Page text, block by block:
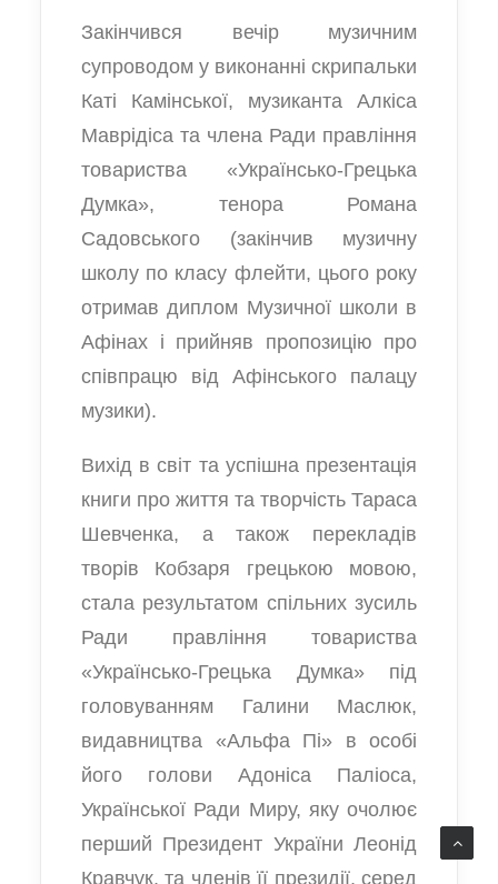
Закінчився вечір музичним
супроводом у виконанні скрипальки
Каті Камінської, музиканта Алкіса
Маврідіса та члена Ради правління
товариства «Українсько-Грецька
Думка», тенора Романа
Садовського (закінчив музичну
школу по класу флейти, цього року
отримав диплом Музичної школи в
Афінах і прийняв пропозицію про
співпрацю від Афінського палацу
музики).
Вихід в світ та успішна презентація
книги про життя та творчість Тараса
Шевченка, а також перекладів
творів Кобзаря грецькою мовою,
стала результатом спільних зусиль
Ради правління товариства
«Українсько-Грецька Думка» під
головуванням Галини Маслюк,
видавництва «Альфа Пі» в особі
його голови Адоніса Паліоса,
Української Ради Миру, яку очолює
перший Президент України Леонід
Кравчук, та членів її президії, серед